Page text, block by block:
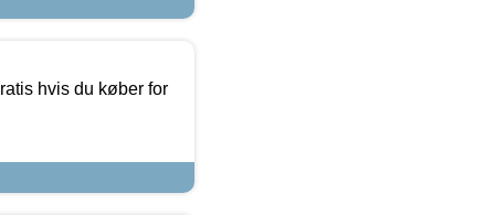
hvis du køber for